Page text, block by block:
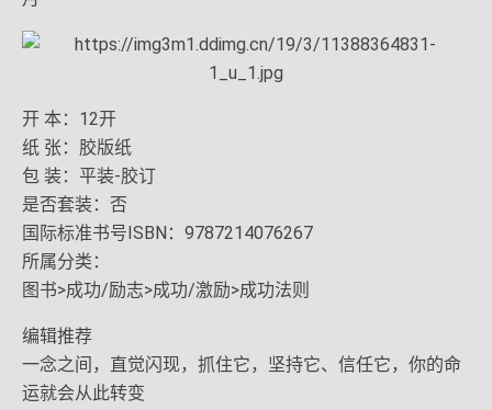
开 本：12开
纸 张：胶版纸
包 装：平装-胶订
是否套装：否
国际标准书号ISBN：9787214076267
所属分类：
图书>成功/励志>成功/激励>成功法则
编辑推荐
一念之间，直觉闪现，抓住它，坚持它、信任它，你的命
运就会从此转变